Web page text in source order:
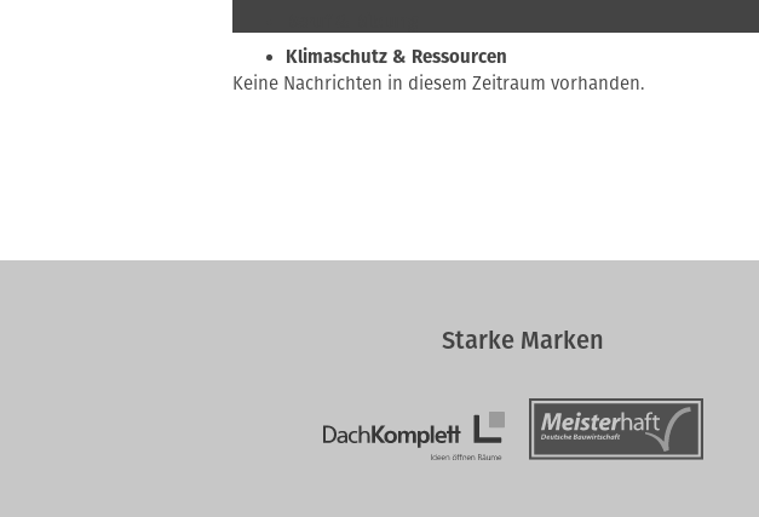
Klimaschutz & Ressourcen
Normen & Fachregeln
Interviews
Keine Nachrichten in diesem Zeitraum vorhanden.
Starke Marken